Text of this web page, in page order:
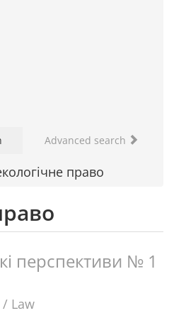
Advanced search
право
перспективи № 1
Law